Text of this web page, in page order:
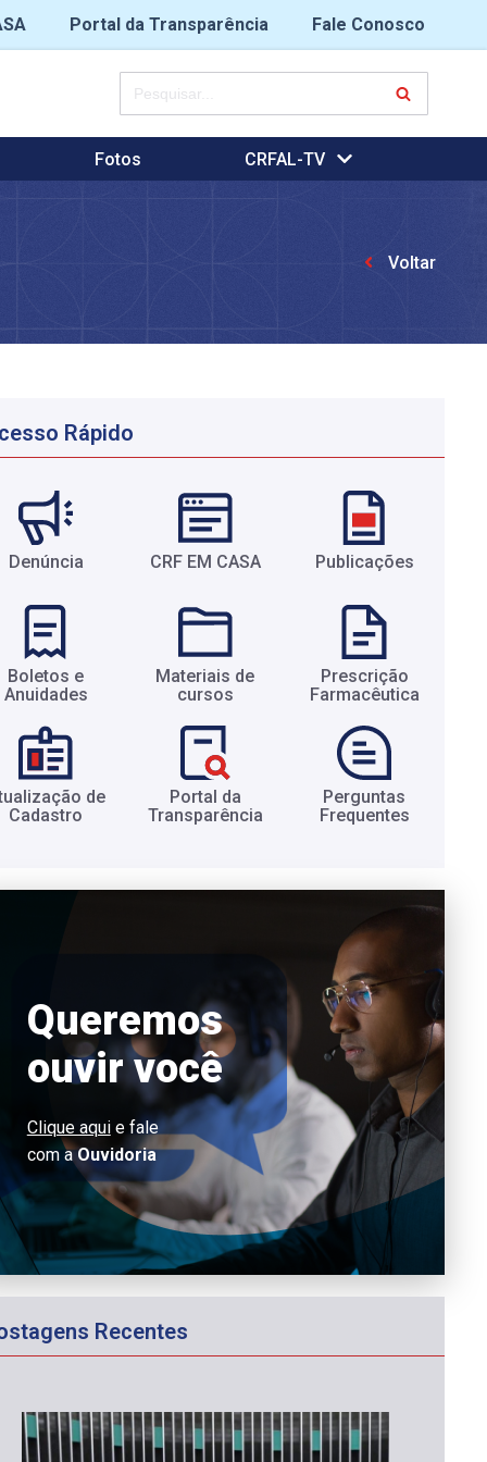
Portal da Transparência
Fale Conosco
Fotos CRFAL-TV
Voltar
Rápido
Denúncia CRF EM CASA Publicações
Boletos e
Anuidades​
Materiais de
cursos​
Prescrição
Farmacêutica​
de
Cadastro​
Portal da
Transparência​
Perguntas
Frequentes​
Queremos
ouvir você
Clique aquie fale
com aOuvidoria
Recentes